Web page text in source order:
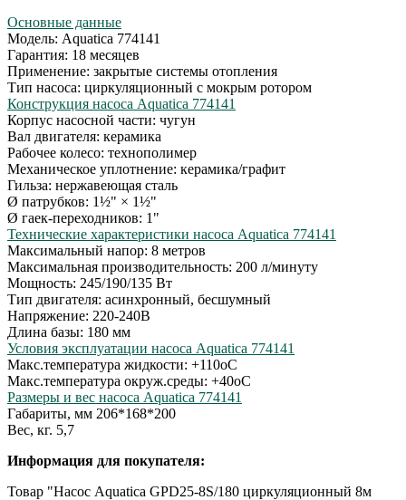
Основные данные
Модель: Aquatica 774141
Гарантия: 18 месяцев
Применение: закрытые системы отопления
Тип насоса: циркуляционный с мокрым ротором
Конструкция насоса Aquatica 774141
Корпус насосной части: чугун
Вал двигателя: керамика
Рабочее колесо: технополимер
Механическое уплотнение: керамика/графит
Гильза: нержавеющая сталь
Ø патрубков: 1½" × 1½"
Ø гаек-переходников: 1"
Технические характеристики насоса Aquatica 774141
Максимальный напор: 8 метров
Максимальная производительность: 200 л/минуту
Мощность: 245/190/135 Вт
Тип двигателя: асинхронный, бесшумный
Напряжение: 220-240В
Длина базы: 180 мм
Условия эксплуатации насоса Aquatica 774141
Макс.температура жидкости: +110оС
Макс.температура окруж.среды: +40оС
Размеры и вес насоса Aquatica 774141
Габариты, мм 206*168*200
Вес, кг. 5,7
Информация для покупателя:
Товар "Насос Aquatica GPD25-8S/180 циркуляционный 8м